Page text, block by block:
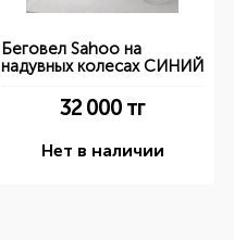
Беговел Sahoo на
надувных колесах СИНИЙ
32 000 тг
Нет в наличии